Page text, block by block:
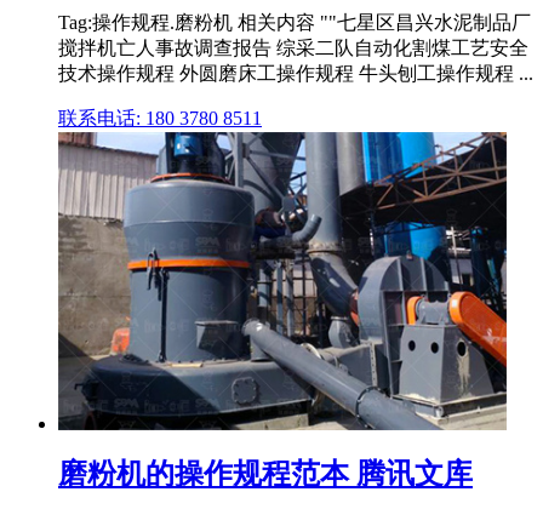
Tag:操作规程.磨粉机 相关内容 ""七星区昌兴水泥制品厂
搅拌机亡人事故调查报告 综采二队自动化割煤工艺安全
技术操作规程 外圆磨床工操作规程 牛头刨工操作规程 ...
联系电话: 180 3780 8511
磨粉机的操作规程范本 腾讯文库